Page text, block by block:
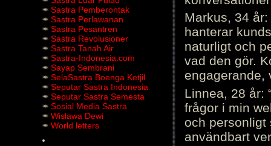
Sastra Pemberontak
Sastra Perlawanan
Sastra Pesantren
Sastra Revolusioner
Sastra Tanah Air
Sastra-Indonesia.com
Sayap Sembrani
SelaSastra Boenga Ketjil
Seputar Sastra Indonesia
Seputar Sastra Semesta
Sosial Media Sastra
Wislawa Dewi
World letters
Markus, 34
hanterar
naturligt och
vad den gör.
engagerande,
Linnea, 28 år:
frågor i min
och personligt
användbart